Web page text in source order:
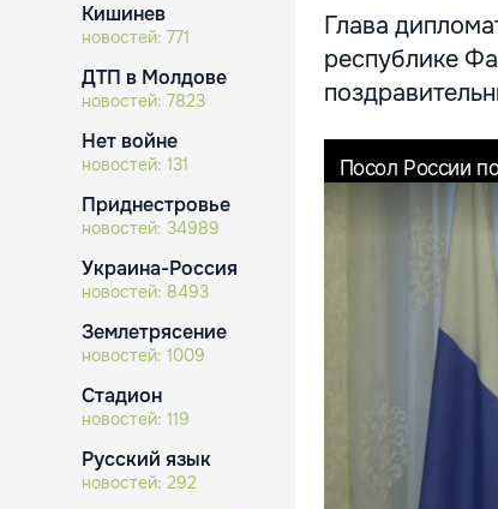
Кишинев
новостей: 771
ДТП в Молдове
новостей: 7823
Нет войне
новостей: 131
Приднестровье
новостей: 34989
Украина-Россия
новостей: 8493
Землетрясение
новостей: 1009
Стадион
новостей: 119
Русский язык
новостей: 292
Глава
республике